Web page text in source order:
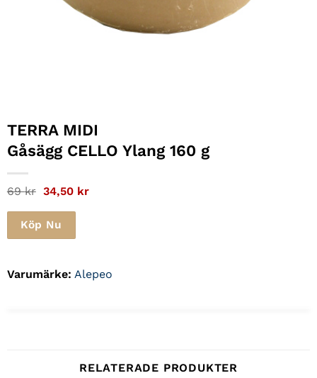
TERRA MIDI
Gåsägg CELLO Ylang 160 g
69kr Det
ursprungliga
priset
var:
34,50 krDet
Köp Nu
Varumärke: Alepeo
RELATERADE PRODUKTER